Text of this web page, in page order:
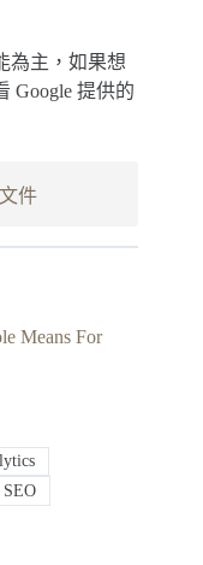
為主，如果想
Google 提供的
件
Means For
SEO